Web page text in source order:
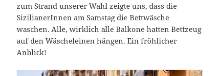
zum Strand unserer Wahl zeigte uns, dass die
SizilianerInnen am Samstag die Bettwäsche
waschen. Alle, wirklich alle Balkone hatten Bettzeug
auf den Wäscheleinen hängen. Ein fröhlicher
Anblick!